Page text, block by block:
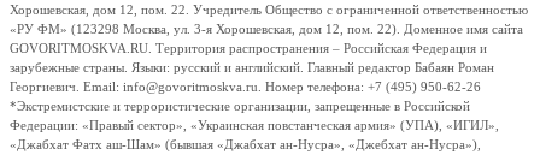
Хорошевская, дом 12, пом. 22. Учредитель Общество с ограниченной ответственностью
«РУ ФМ» (123298 Москва, ул. 3-я Хорошевская, дом 12, пом. 22). Доменное имя сайта
GOVORITMOSKVA.RU. Территория распространения – Российская Федерация и
зарубежные страны. Языки: русский и английский. Главный редактор Бабаян Роман
Георгиевич. Email: info@govoritmoskva.ru. Номер телефона: +7 (495) 950-62-26
*Экстремистские и террористические организации, запрещенные в Российской
Федерации: «Правый сектор», «Украинская повстанческая армия» (УПА), «ИГИЛ»,
«Джабхат Фатх аш-Шам» (бывшая «Джабхат ан-Нусра», «Джебхат ан-Нусра»),